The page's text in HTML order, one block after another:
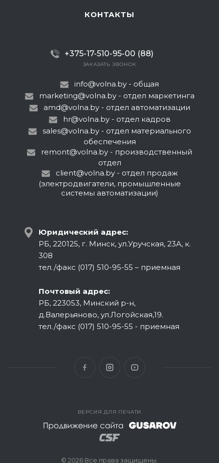
КОНТАКТЫ
+375-17-510-95-00 (88)
ЗАКАЗАТЬ ЗВОНОК
info@volna.by - общая
marketing@volna.by- отдел маркетинга
amd@volna.by- отдел автоматизации
hr@volna.by- отдел кадров
sales@volna.by- отдел материального
обеспечения
remont@volna.by - производственный
отдел
client@volna.by- отдел продаж
(электродвигатели, промышленные
системы автоматизации)
Юридический адрес:
РБ, 220125, г. Минск, ул.Уручская, 23А, к.
308
тел./факс (017) 510-95-55 – приемная
Почтовый адрес:
РБ, 223053, Минский р-н,
д.Валерьяново, ул.Логойская,19.
тел./факс (017) 510-95-55 - приемная
ВЕРСИЯ ДЛЯ ПЕЧАТИ
© 2026 Все права защищены.